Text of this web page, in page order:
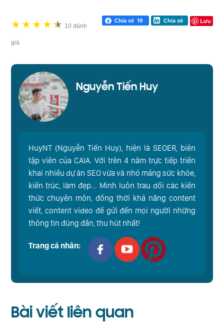
★ ★ ★ ★ ★
★ 10 đánh
giá
Chia sẻ 19 Chia sẻ Lưu
Nguyễn Tiến Huy
HuyNT (Nguyễn Tiến Huy), hiện là SEOER, biên
tập viên của CAIA. Với trên 4 năm trực tiếp triển
khai nhiều dự án SEO vừa và nhỏ mảng sức khỏe,
kiến trúc, làm đẹp... Mình luôn trau dồi các kiến
thức chuyên môn, đồng thời khả năng content
viết, content video để gửi đến mọi người những
thông tin đúng đắn, thu hút nhất!
Trang cá nhân:
Bài viết liên quan